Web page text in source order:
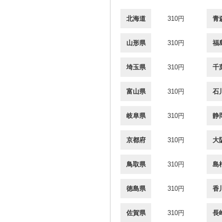
北海道 310円 青
山形県 310円 福
埼玉県 310円 千
富山県 310円 石
岐阜県 310円 静
京都府 310円 大
鳥取県 310円 島
徳島県 310円 香
佐賀県 310円 長